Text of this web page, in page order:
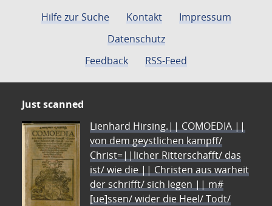
Hilfe zur Suche Kontakt
Impressum
Datenschutz
Feedback
RSS-Feed
Just scanned
Lienhard Hirsing.|| COMOEDIA ||
von dem geystlichen kampff/
Christ=||licher Ritterschafft/ das
ist/ wie die || Christen aus warheit
der schrifft/ sich legen || m#
[ue]ssen/ wider die Heel/ Todt/